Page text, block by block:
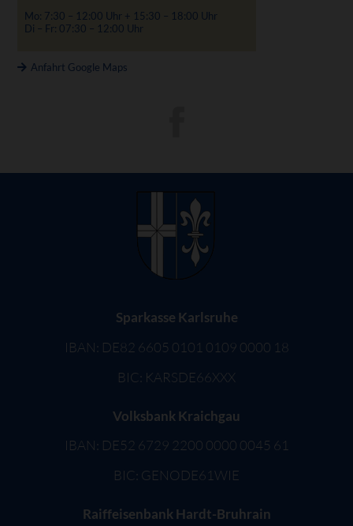
Mo: 7:30 – 12:00 Uhr + 15:30 – 18:00 Uhr
Di – Fr: 07:30 – 12:00 Uhr
Anfahrt Google Maps
Sparkasse Karlsruhe
IBAN: DE82 6605 0101 0109 0000 18
BIC: KARSDE66XXX
Volksbank Kraichgau
IBAN: DE52 6729 2200 0000 0045 61
BIC: GENODE61WIE
Raiffeisenbank Hardt-Bruhrain